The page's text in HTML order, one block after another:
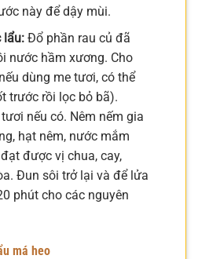
này để dậy mùi.
lẩu:Đổ phần rau củ đã
nước hầm xương. Cho
dùng me tươi, có thể
trước rồi lọc bỏ bã).
nếu có. Nêm nếm gia
hạt nêm, nước mắm
được vị chua, cay,
Đun sôi trở lại và để lửa
phút cho các nguyên
má heo